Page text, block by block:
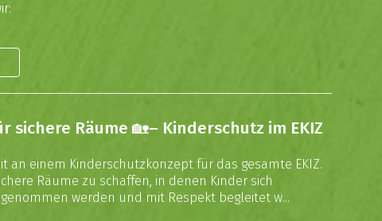
sichere Räume 🏡– Kinderschutz im EKIZ
an einem Kinderschutzkonzept für das gesamte EKIZ.
Räume zu schaffen, in denen Kinder sich
werden und mit Respekt begleitet w...